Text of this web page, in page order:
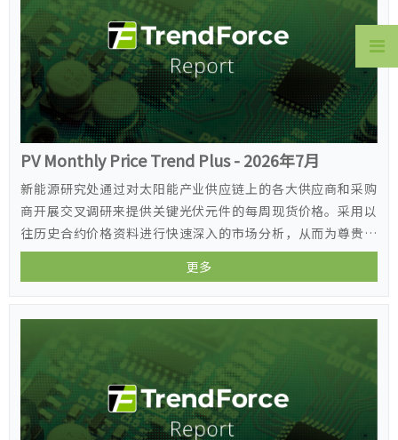
PV Monthly Price Trend Plus - 2026年7月
新能源研究处通过对太阳能产业供应链上的各大供应商和采购
商开展交叉调研来提供关键光伏元件的每周现货价格。采用以
往历史合约价格资料进行快速深入的市场分析，从而为尊贵的
客户提供价格趋势和市场情报。
更多